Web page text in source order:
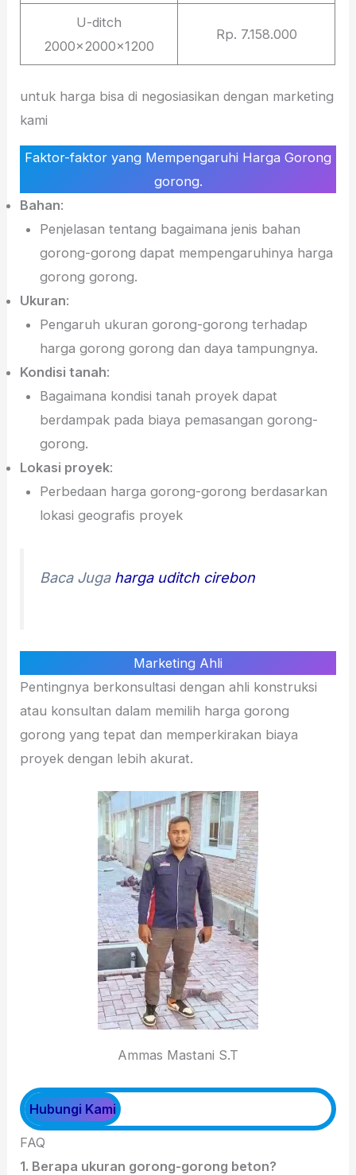
U-ditch
2000x2000x1200
Rp. 7.158.000
untuk harga bisa di negosiasikan dengan marketing
kami
Faktor-faktor yang Mempengaruhi Harga Gorong
gorong.
Bahan:
Penjelasan tentang bagaimana jenis bahan
gorong-gorong dapat mempengaruhinya harga
gorong gorong.
Ukuran:
Pengaruh ukuran gorong-gorong terhadap
harga gorong gorong dan daya tampungnya.
Kondisi tanah:
Bagaimana kondisi tanah proyek dapat
berdampak pada biaya pemasangan gorong-
gorong.
Lokasi proyek:
Perbedaan harga gorong-gorong berdasarkan
lokasi geografis proyek
Baca Juga harga uditch cirebon
Marketing Ahli
Pentingnya berkonsultasi dengan ahli konstruksi
atau konsultan dalam memilih harga gorong
gorong yang tepat dan memperkirakan biaya
proyek dengan lebih akurat.
Ammas Mastani S.T
Hubungi Kami
FAQ
1. Berapa ukuran gorong-gorong beton?